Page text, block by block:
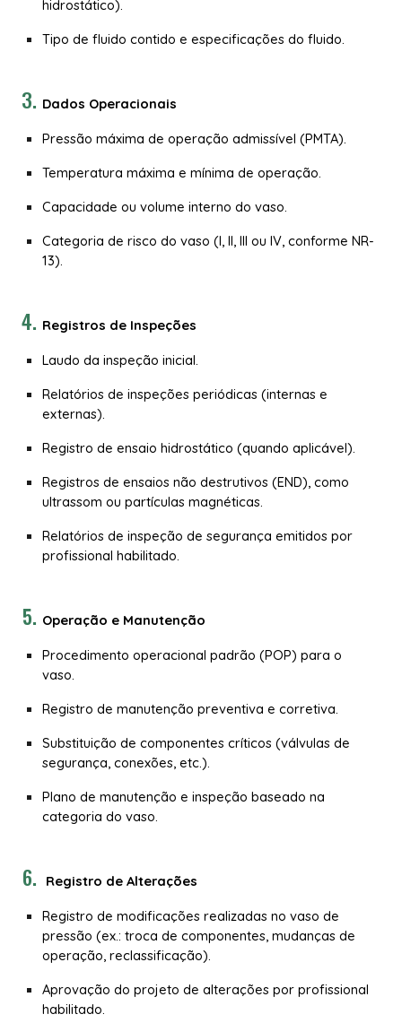
hidrostático).
Tipo de fluido contido e especificações do fluido.
Dados Operacionais
Pressão máxima de operação admissível (PMTA).
Temperatura máxima e mínima de operação.
Capacidade ou volume interno do vaso.
Categoria de risco do vaso (I, II, III ou IV, conforme NR-
13).
Registros de Inspeções
Laudo da inspeção inicial.
Relatórios de inspeções periódicas (internas e
externas).
Registro de ensaio hidrostático (quando aplicável).
Registros de ensaios não destrutivos (END), como
ultrassom ou partículas magnéticas.
Relatórios de inspeção de segurança emitidos por
profissional habilitado.
Operação e Manutenção
Procedimento operacional padrão (POP) para o
vaso.
Registro de manutenção preventiva e corretiva.
Substituição de componentes críticos (válvulas de
segurança, conexões, etc.).
Plano de manutenção e inspeção baseado na
categoria do vaso.
Registro de Alterações
Registro de modificações realizadas no vaso de
pressão (ex.: troca de componentes, mudanças de
operação, reclassificação).
Aprovação do projeto de alterações por profissional
habilitado.